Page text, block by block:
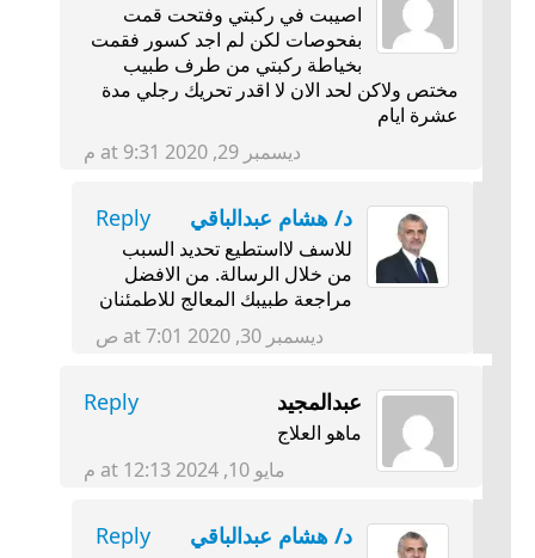
اصيبت في ركبتي وفتحت قمت
بفحوصات لكن لم اجد كسور فقمت
بخياطة ركبتي من طرف طبيب
مختص ولاكن لحد الان لا اقدر تحريك رجلي مدة
عشرة ايام
ديسمبر 29, 2020 at 9:31 م
د/ هشام عبدالباقي Reply
للاسف لااستطيع تحديد السبب
من خلال الرسالة. من الافضل
مراجعة طبيبك المعالج للاطمئنان
ديسمبر 30, 2020 at 7:01 ص
عبدالمجيد Reply
ماهو العلاج
مايو 10, 2024 at 12:13 م
د/ هشام عبدالباقي Reply